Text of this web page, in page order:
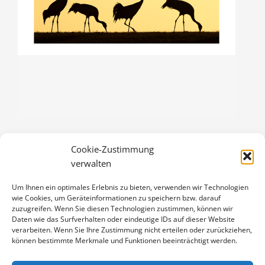
Cookie-Zustimmung
verwalten
Um Ihnen ein optimales Erlebnis zu bieten, verwenden wir Technologien
wie Cookies, um Geräteinformationen zu speichern bzw. darauf
zuzugreifen. Wenn Sie diesen Technologien zustimmen, können wir
Daten wie das Surfverhalten oder eindeutige IDs auf dieser Website
verarbeiten. Wenn Sie Ihre Zustimmung nicht erteilen oder zurückziehen,
können bestimmte Merkmale und Funktionen beeinträchtigt werden.
KRANICHSILHOUETTEN
Enthält 19% Mwst.
Versand
Klappkarte DIN A6 (105 x 148 mm), mit Originalfoto (ca. 90 x 130
mm) und Umschlag
KRANICHSILHOUETTEN